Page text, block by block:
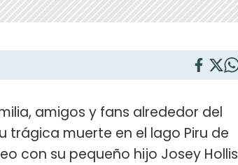
amigos y fans alrededor del
trágica muerte en el lago Piru de
con su pequeño hijo Josey Hollis